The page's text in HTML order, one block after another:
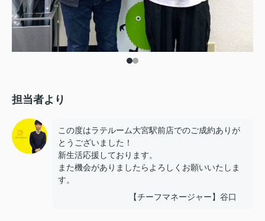
担当者より
この度はラテルーム大宮駅前店でのご成約ありが
とうございました！
新生活応援しております。
また機会がありましたらよろしくお願いいたしま
す。
【チーフマネージャー】谷口